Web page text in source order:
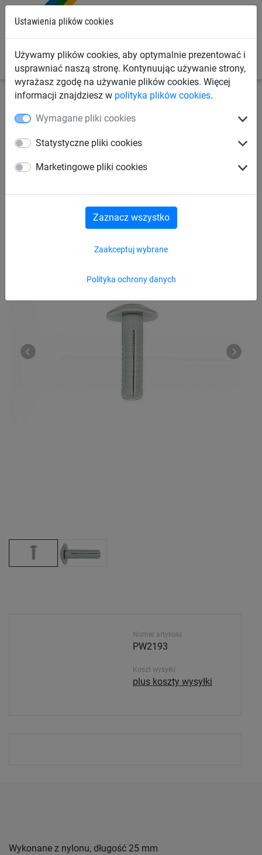
Ustawienia plików cookies
Używamy plików cookies, aby optymalnie prezentować i
usprawniać naszą stronę. Kontynuując używanie strony,
wyrażasz zgodę na używanie plików cookies. Więcej
informacji znajdziesz w polityka plików cookies.
Wymagane pliki cookies
Statystyczne pliki cookies
Marketingowe pliki cookies
Polityka ochrony danych
Zaakceptuj wybrane
Zaznacz wszystko
Siatki przeciw ptakom
Kołki rozporowe (100 szt.)
Numer artykułu
PW2193
Koszt wysyłki
plus koszty wysyłki
Wykonane z nylonu, długość 25 mm